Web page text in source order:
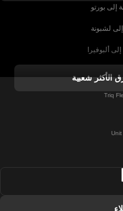
إلى بورتو
لشبونة
ألبوفيرا
إلى لشبونة
لاغوس
مدريد
الأكثر شعبية